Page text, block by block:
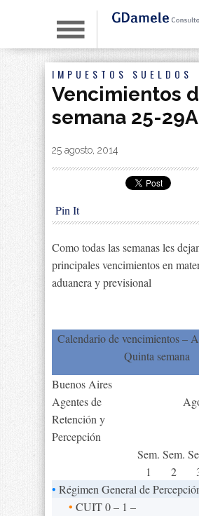
IMPUESTOS SUELDOS
Vencimientos
semana 25-
By|
25 agosto, 2014
Pin It
Como todas las semanas les
principales vencimientos en
aduanera y previsional
Calendario de vencimientos –
Quinta semana
Buenos Aires
Agentes de
Retención y
Percepción
Sem.
1
Sem.
2
• Régimen General de
• CUIT 0 – 1 –